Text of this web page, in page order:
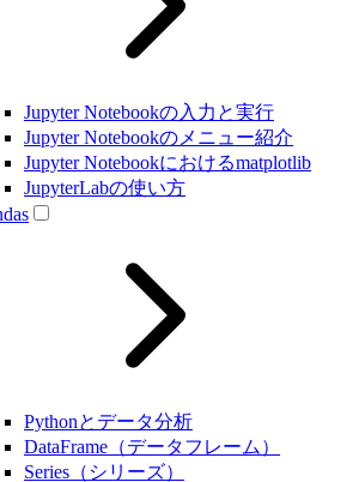
Jupyter Notebookの入力と実行
Jupyter Notebookのメニュー紹介
Jupyter Notebookにおけるmatplotlib
JupyterLabの使い方
Pythonとデータ分析
DataFrame（データフレーム）
Series（シリーズ）